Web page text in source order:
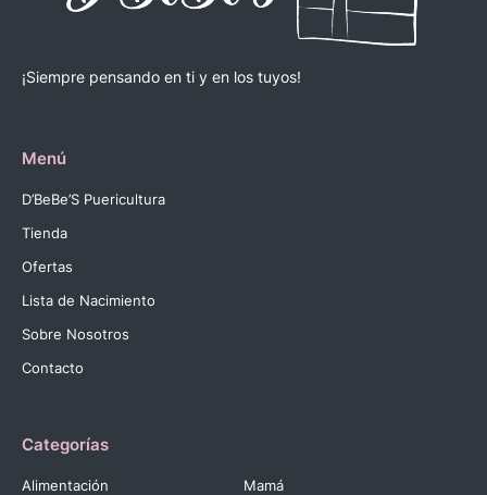
¡Siempre pensando en ti y en los tuyos!
Menú
D’BeBe’S Puericultura
Tienda
Ofertas
Lista de Nacimiento
Sobre Nosotros
Contacto
Categorías
Alimentación
Mamá